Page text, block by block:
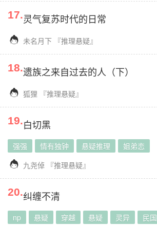
17.灵气复苏时代的日常
 未名月下 『推理悬疑』
18.遗族之来自过去的人（下）
 狐狸 『推理悬疑』
19.白切黑
强强 情有独钟 悬疑推理 姐弟恋
 九尧倬 『推理悬疑』
20.纠缠不清
np 悬疑 穿越 悬疑 灵异 民国